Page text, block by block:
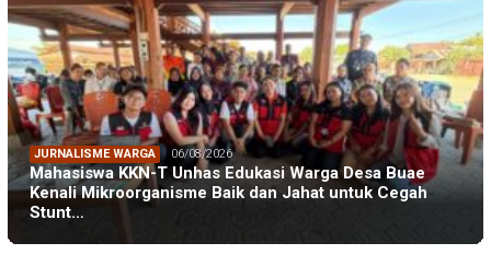
JURNALISME WARGA 06/08/2026
Mahasiswa KKN-T Unhas Edukasi Warga Desa Buae
Kenali Mikroorganisme Baik dan Jahat untuk Cegah
Stunt…